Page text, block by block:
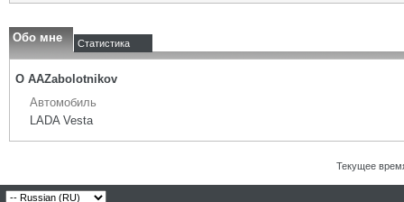
Обо мне Статистика
О AAZabolotnikov
Автомобиль
LADA Vesta
Текущее